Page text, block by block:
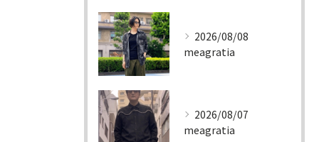
2026/08/08
meagratia
2026/08/07
meagratia